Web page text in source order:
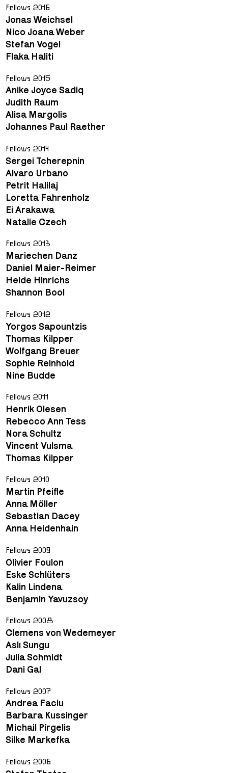
Fellows 2016
Jonas Weichsel
Nico Joana Weber
Stefan Vogel
Flaka Haliti
Fellows 2015
Anike Joyce Sadiq
Judith Raum
Alisa Margolis
Johannes Paul Raether
Fellows 2014
Sergei Tcherepnin
Alvaro Urbano
Petrit Halilaj
Loretta Fahrenholz
Ei Arakawa
Natalie Czech
Fellows 2013
Mariechen Danz
Daniel Maier-Reimer
Heide Hinrichs
Shannon Bool
Fellows 2012
Yorgos Sapountzis
Thomas Kilpper
Wolfgang Breuer
Sophie Reinhold
Nine Budde
Fellows 2011
Henrik Olesen
Rebecco Ann Tess
Nora Schultz
Vincent Vulsma
Thomas Kilpper
Fellows 2010
Martin Pfeifle
Anna Möller
Sebastian Dacey
Anna Heidenhain
Fellows 2009
Olivier Foulon
Eske Schlüters
Kalin Lindena
Benjamin Yavuzsoy
Fellows 2008
Clemens von Wedemeyer
Aslı Sungu
Julia Schmidt
Dani Gal
Fellows 2007
Andrea Faciu
Barbara Kussinger
Michail Pirgelis
Silke Markefka
Fellows 2006